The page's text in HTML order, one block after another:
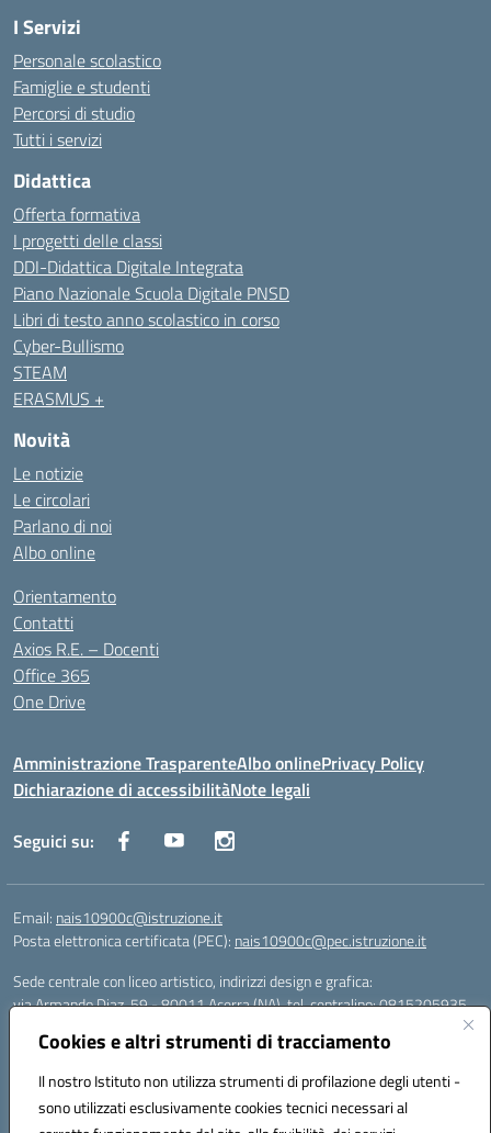
Cookies e altri strumenti di tracciamento
Il nostro Istituto non utilizza strumenti di profilazione degli utenti -
sono utilizzati esclusivamente cookies tecnici necessari al
I Servizi
Personale scolastico
Famiglie e studenti
Percorsi di studio
Tutti i servizi
Didattica
Offerta formativa
I progetti delle classi
DDI-Didattica Digitale Integrata
Piano Nazionale Scuola Digitale PNSD
Libri di testo anno scolastico in corso
Cyber-Bullismo
STEAM
ERASMUS +
Novità
Le notizie
Le circolari
Parlano di noi
Albo online
Orientamento
Contatti
Axios R.E. – Docenti
Office 365
One Drive
Amministrazione TrasparenteAlbo onlinePrivacy Policy
Dichiarazione di accessibilitàNote legali
Seguici su:
Email: nais10900c@istruzione.it
Posta elettronica certificata (PEC): nais10900c@pec.istruzione.it
Sede centrale con liceo artistico, indirizzi design e grafica:
via Armando Diaz, 59 - 80011 Acerra (NA), tel. centralino: 0815205935
via T. Campanella, 80011 Acerra (NA), tel/fax: 0818850905
Sede succursale con liceo musicale:
via S. Pellico, 80011 Acerra (NA), tel: 08119660921
Email: nais10900c@istruzione.it | PEC: nais10900c@pec.istruzione.it |